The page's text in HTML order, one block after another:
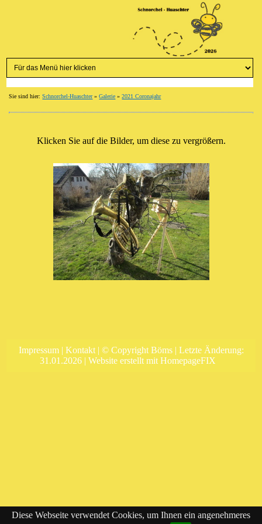
Diese Webseite verwendet Cookies, um Ihnen ein angenehmeres
Sie sind hier:Schnorchel-Huaschter»Galerie »2021 Coronajahr
Klicken Sie auf die Bilder, um diese zu vergrößern.
Impressum| Kontakt| © Copyright Böms | Letzte Änderung:
31.01.2026 | Website erstellt mit HomepageFIX